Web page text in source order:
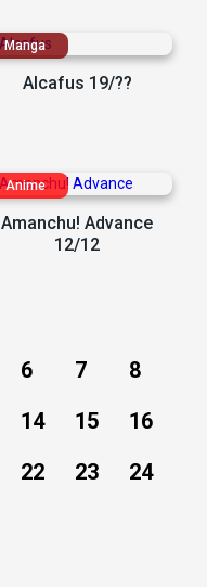
Alcafus 19/??
Amanchu! Advance
12/12
6 7
8
14 15
16
22 23
24